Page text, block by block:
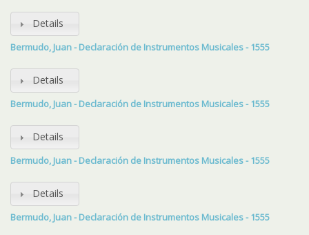
Details
Bermudo, Juan - Declaración de Instrumentos Musicales - 1555
Details
Bermudo, Juan - Declaración de Instrumentos Musicales - 1555
Details
Bermudo, Juan - Declaración de Instrumentos Musicales - 1555
Details
Bermudo, Juan - Declaración de Instrumentos Musicales - 1555